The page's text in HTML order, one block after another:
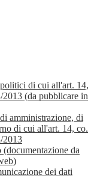
di cui all'art. 14,
(da pubblicare in
amministrazione, di
di cui all'art. 14, co.
2013
da
dei dati